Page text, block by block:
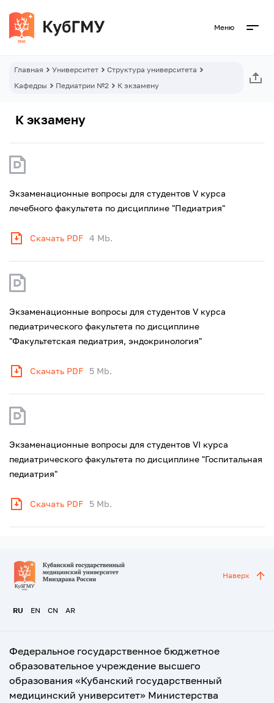
Меню
Главная Университет
Структура университета
Кафедры
Педиатрии №2 К экзамену
К экзамену
Экзаменационные вопросы для студентов V курса
лечебного факультета по дисциплине "Педиатрия"
Скачать PDF 4 Mb.
Экзаменационные вопросы для студентов V курса
педиатрического факультета по дисциплине
"Факультетская педиатрия, эндокринология"
Скачать PDF 5 Mb.
Экзаменационные вопросы для студентов VI курса
педиатрического факультета по дисциплине "Госпитальная
педиатрия"
Скачать PDF 5 Mb.
RU EN CN AR
Наверх
Федеральное государственное бюджетное
образовательное учреждение высшего
образования «Кубанский государственный
медицинский университет» Министерства